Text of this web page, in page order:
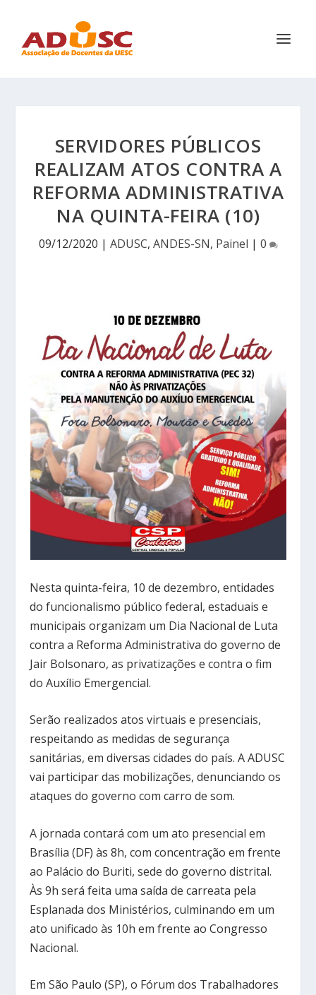
SERVIDORES PÚBLICOS
REALIZAM ATOS CONTRA A
REFORMA ADMINISTRATIVA
NA QUINTA-FEIRA (10)
09/12/2020 | ADUSC, ANDES-SN, Painel | 0
Nesta quinta-feira, 10 de dezembro, entidades
do funcionalismo público federal, estaduais e
municipais organizam um Dia Nacional de Luta
contra a Reforma Administrativa do governo de
Jair Bolsonaro, as privatizações e contra o fim
do Auxílio Emergencial.
Serão realizados atos virtuais e presenciais,
respeitando as medidas de segurança
sanitárias, em diversas cidades do país. A ADUSC
vai participar das mobilizações, denunciando os
ataques do governo com carro de som.
A jornada contará com um ato presencial em
Brasília (DF) às 8h, com concentração em frente
ao Palácio do Buriti, sede do governo distrital.
Às 9h será feita uma saída de carreata pela
Esplanada dos Ministérios, culminando em um
ato unificado às 10h em frente ao Congresso
Nacional.
Em São Paulo (SP), o Fórum dos Trabalhadores